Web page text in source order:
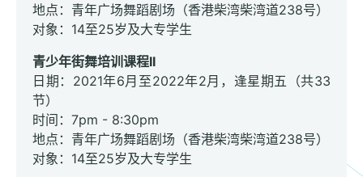
地点：青年广场舞蹈剧场（香港柴湾柴湾道238号）
对象：14至25岁及大专学生
青少年街舞培训课程II
日期：2021年6月至2022年2月，逢星期五（共33
节）
时间：7pm - 8:30pm
地点：青年广场舞蹈剧场（香港柴湾柴湾道238号）
对象：14至25岁及大专学生